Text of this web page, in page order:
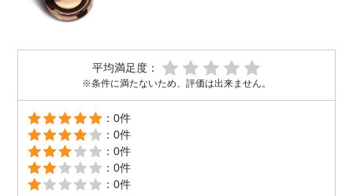
平均満足度：
※条件に満たないため、評価は出来ません。
：0件
：0件
：0件
：0件
：0件